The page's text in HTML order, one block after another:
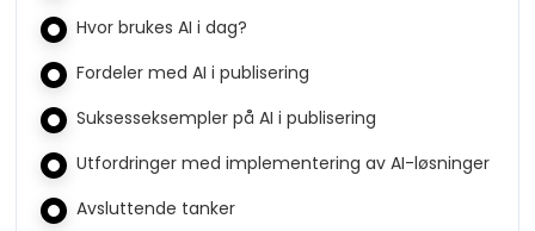
Hvor brukes AI i dag?
Fordeler med AI i publisering
Suksesseksempler på AI i publisering
Utfordringer med implementering av AI-løsninger
Avsluttende tanker